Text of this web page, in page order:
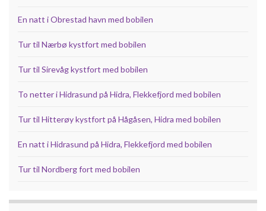
En natt i Obrestad havn med bobilen
Tur til Nærbø kystfort med bobilen
Tur til Sirevåg kystfort med bobilen
To netter i Hidrasund på Hidra, Flekkefjord med bobilen
Tur til Hitterøy kystfort på Hågåsen, Hidra med bobilen
En natt i Hidrasund på Hidra, Flekkefjord med bobilen
Tur til Nordberg fort med bobilen